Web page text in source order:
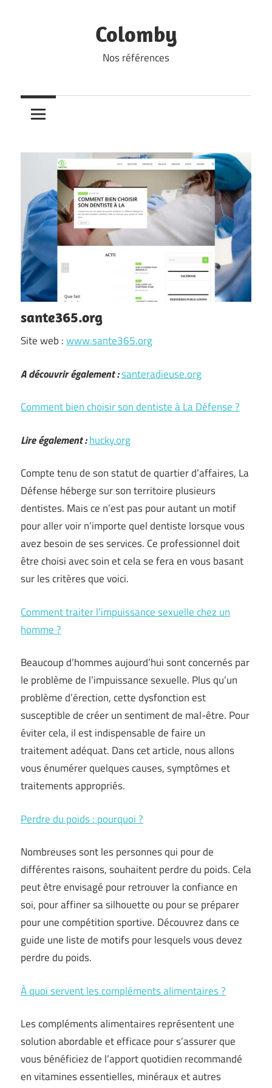
Colomby
Nos références
sante365.org
Site web :www.sante365.org
A découvrir également :santeradieuse.org
Comment bien choisir son dentiste à La Défense ?
Lire également :hucky.org
Compte tenu de son statut de quartier d’affaires, La
Défense héberge sur son territoire plusieurs
dentistes. Mais ce n’est pas pour autant un motif
pour aller voir n’importe quel dentiste lorsque vous
avez besoin de ses services. Ce professionnel doit
être choisi avec soin et cela se fera en vous basant
sur les critères que voici.
Comment traiter l’impuissance sexuelle chez un
homme ?
Beaucoup d’hommes aujourd’hui sont concernés par
le problème de l’impuissance sexuelle. Plus qu’un
problème d’érection, cette dysfonction est
susceptible de créer un sentiment de mal-être. Pour
éviter cela, il est indispensable de faire un
traitement adéquat. Dans cet article, nous allons
vous énumérer quelques causes, symptômes et
traitements appropriés.
Perdre du poids : pourquoi ?
Nombreuses sont les personnes qui pour de
différentes raisons, souhaitent perdre du poids. Cela
peut être envisagé pour retrouver la confiance en
soi, pour affiner sa silhouette ou pour se préparer
pour une compétition sportive. Découvrez dans ce
guide une liste de motifs pour lesquels vous devez
perdre du poids.
À quoi servent les compléments alimentaires ?
Les compléments alimentaires représentent une
solution abordable et efficace pour s’assurer que
vous bénéficiez de l’apport quotidien recommandé
en vitamines essentielles, minéraux et autres